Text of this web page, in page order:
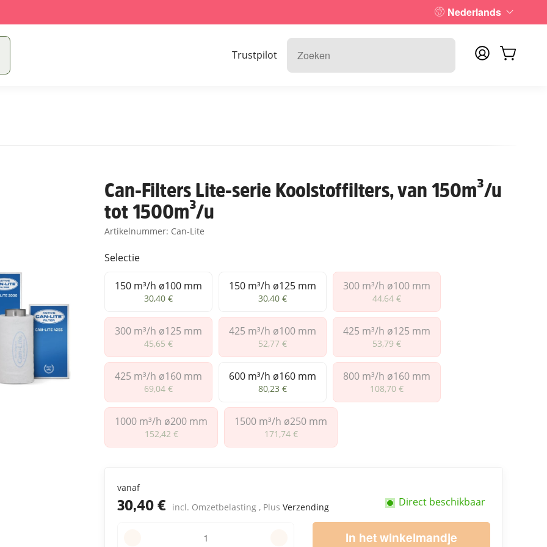
Nederlands
Trustpilot
Can-Filters Lite-serie Koolstoffilters, van 150m³/u
tot 1500m³/u
Artikelnummer: Can-Lite
Selectie
150 m³/h ø100 mm
150 m³/h ø100 mm
30,40 €
150 m³/h ø125 mm
150 m³/h ø125 mm
30,40 €
300 m³/h ø100 mm
300 m³/h ø100 mm
44,64 €
300 m³/h ø125 mm
300 m³/h ø125 mm
45,65 €
425 m³/h ø100 mm
425 m³/h ø100 mm
52,77 €
425 m³/h ø125 mm
425 m³/h ø125 mm
53,79 €
425 m³/h ø160 mm
425 m³/h ø160 mm
69,04 €
600 m³/h ø160 mm
600 m³/h ø160 mm
80,23 €
800 m³/h ø160 mm
800 m³/h ø160 mm
108,70 €
1000 m³/h ø200 mm
1000 m³/h ø200 mm
152,42 €
1500 m³/h ø250 mm
1500 m³/h ø250 mm
171,74 €
vanaf
30,40 € incl. Omzetbelasting , PlusVerzending Direct beschikbaar
In het winkelmandje